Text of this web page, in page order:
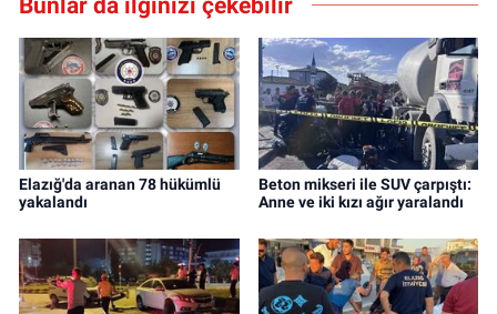
Elazığ'da aranan 78 hükümlü
yakalandı
Beton mikseri ile SUV çarpıştı:
Anne ve iki kızı ağır yaralandı